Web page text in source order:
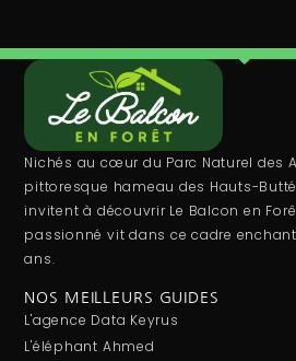
Nichés au cœur du Parc Naturel des
pittoresque hameau des Hauts-
invitent à découvrir Le Balcon en
passionné vit dans ce cadre
ans.
NOS MEILLEURS GUIDES
L'agence Data Keyrus
L'éléphant Ahmed